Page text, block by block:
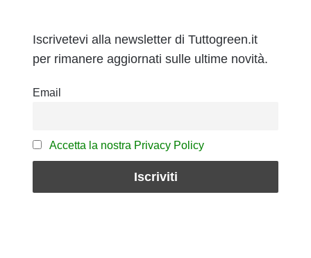
Iscrivetevi alla newsletter di Tuttogreen.it
per rimanere aggiornati sulle ultime novità.
Email
Accetta la nostra Privacy Policy